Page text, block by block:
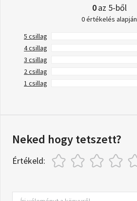
0az 5-ből
0 értékelés alapján
5 csillag
4 csillag
3 csillag
2 csillag
1 csillag
Neked hogy tetszett?
Értékeld: